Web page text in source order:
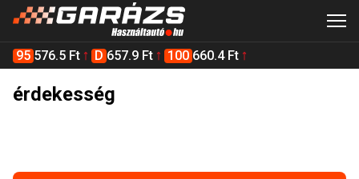
95 576.5 Ft D 657.9 Ft 100 660.4 Ft
érdekesség